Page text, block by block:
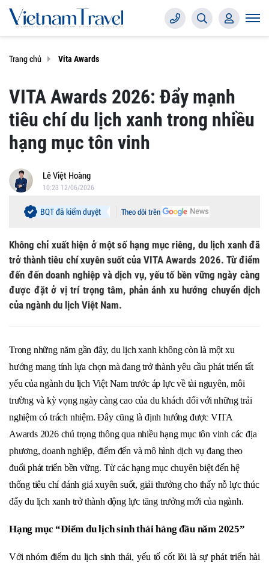
Trang chủ Vita Awards
VITA Awards 2026: Đẩy mạnh
tiêu chí du lịch xanh trong nhiều
hạng mục tôn vinh
Lê Việt Hoàng
10:23 12/06/2026
Theo dõi trên
BQT đã kiểm duyệt
Không chỉ xuất hiện ở một số hạng mục riêng, du lịch xanh đã
trở thành tiêu chí xuyên suốt của VITA Awards 2026. Từ điểm
đến đến doanh nghiệp và dịch vụ, yếu tố bền vững ngày càng
được đặt ở vị trí trọng tâm, phản ánh xu hướng chuyển dịch
của ngành du lịch Việt Nam.
Trong những năm gần đây, du lịch xanh không còn là một xu
hướng mang tính lựa chọn mà đang trở thành yêu cầu phát triển tất
yếu của ngành du lịch Việt Nam trước áp lực về tài nguyên, môi
trường và kỳ vọng ngày càng cao của du khách đối với những trải
nghiệm có trách nhiệm. Đây cũng là định hướng được VITA
Awards 2026 chú trọng thông qua nhiều hạng mục tôn vinh các địa
phương, doanh nghiệp, điểm đến và mô hình dịch vụ đang theo
đuổi phát triển bền vững. Từ các hạng mục chuyên biệt đến hệ
thống tiêu chí đánh giá xuyên suốt, giải thưởng cho thấy nỗ lực thúc
đẩy du lịch xanh trở thành động lực tăng trưởng mới của ngành.
Hạng mục “Điểm du lịch sinh thái hàng đầu năm 2025”
Với nhóm điểm du lịch sinh thái, yếu tố cốt lõi là sự phát triển hài